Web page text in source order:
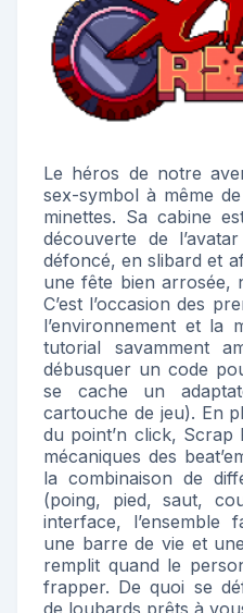
Le héros de notre
sex-symbol à même
minettes. Sa cabine
découverte de
défoncé, en slibard et
une fête bien arrosée,
C’est l’occasion des
l’environnement et la
tutorial savamment
débusquer un code
se cache un
cartouche de jeu). En
du point’n click, Scrap
mécaniques des
la combinaison de
(poing, pied, saut,
interface, l’ensemble
une barre de vie et
remplit quand le
frapper. De quoi se
de loubards prêts à